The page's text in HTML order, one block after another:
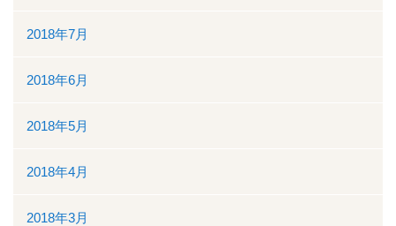
2018年7月
2018年6月
2018年5月
2018年4月
2018年3月